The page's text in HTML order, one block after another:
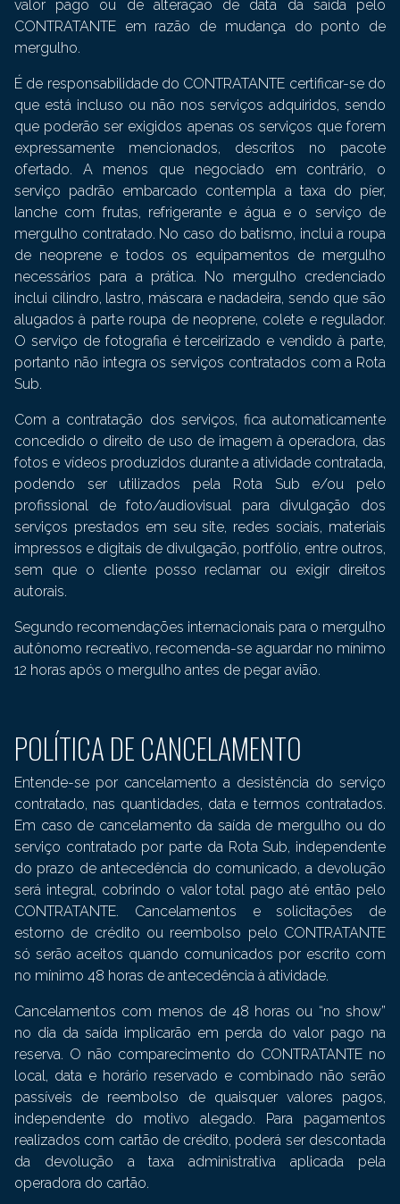
valor pago ou de alteração de data da saída pelo
CONTRATANTE em razão de mudança do ponto de
mergulho.
É de responsabilidade do CONTRATANTE certificar-se do
que está incluso ou não nos serviços adquiridos, sendo
que poderão ser exigidos apenas os serviços que forem
expressamente mencionados, descritos no pacote
ofertado. A menos que negociado em contrário, o
serviço padrão embarcado contempla a taxa do píer,
lanche com frutas, refrigerante e água e o serviço de
mergulho contratado. No caso do batismo, inclui a roupa
de neoprene e todos os equipamentos de mergulho
necessários para a prática. No mergulho credenciado
inclui cilindro, lastro, máscara e nadadeira, sendo que são
alugados à parte roupa de neoprene, colete e regulador.
O serviço de fotografia é terceirizado e vendido à parte,
portanto não integra os serviços contratados com a Rota
Sub.
Com a contratação dos serviços, fica automaticamente
concedido o direito de uso de imagem à operadora, das
fotos e vídeos produzidos durante a atividade contratada,
podendo ser utilizados pela Rota Sub e/ou pelo
profissional de foto/audiovisual para divulgação dos
serviços prestados em seu site, redes sociais, materiais
impressos e digitais de divulgação, portfólio, entre outros,
sem que o cliente posso reclamar ou exigir direitos
autorais.
Segundo recomendações internacionais para o mergulho
autônomo recreativo, recomenda-se aguardar no mínimo
12 horas após o mergulho antes de pegar avião.
POLÍTICA DE CANCELAMENTO
Entende-se por cancelamento a desistência do serviço
contratado, nas quantidades, data e termos contratados.
Em caso de cancelamento da saída de mergulho ou do
serviço contratado por parte da Rota Sub, independente
do prazo de antecedência do comunicado, a devolução
será integral, cobrindo o valor total pago até então pelo
CONTRATANTE. Cancelamentos e solicitações de
estorno de crédito ou reembolso pelo CONTRATANTE
só serão aceitos quando comunicados por escrito com
no mínimo 48 horas de antecedência à atividade.
Cancelamentos com menos de 48 horas ou “no show”
no dia da saída implicarão em perda do valor pago na
reserva. O não comparecimento do CONTRATANTE no
local, data e horário reservado e combinado não serão
passíveis de reembolso de quaisquer valores pagos,
independente do motivo alegado. Para pagamentos
realizados com cartão de crédito, poderá ser descontada
da devolução a taxa administrativa aplicada pela
operadora do cartão.